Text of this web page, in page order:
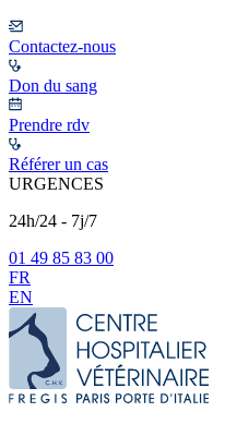
Contactez-nous
Don du sang
Prendre rdv
Référer un cas
URGENCES
24h/24 - 7j/7
01 49 85 83 00
FR
EN